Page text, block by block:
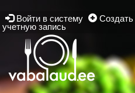
Войти в систему
Создать
учетную запись